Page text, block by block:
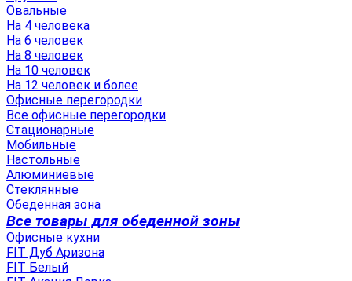
Овальные
На 4 человека
На 6 человек
На 8 человек
На 10 человек
На 12 человек и более
Офисные перегородки
Все офисные перегородки
Стационарные
Мобильные
Настольные
Алюминиевые
Стеклянные
Обеденная зона
Все товары для обеденной зоны
Офисные кухни
FIT Дуб Аризона
FIT Белый